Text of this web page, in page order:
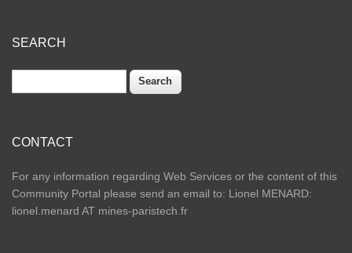
SEARCH
CONTACT
For any information regarding Web Services or the content of this
Community Portal please send an email to: Lionel MENARD:
lionel.menard AT mines-paristech.fr